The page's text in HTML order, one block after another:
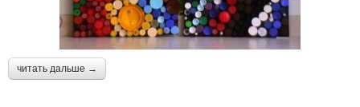
читать дальше →